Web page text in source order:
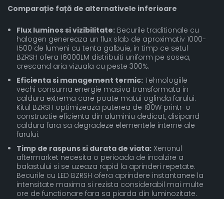
Comparație față de alternativele inferioare
Flux luminos si vizibilitate: Becurile traditionale cu
halogen genereaza un flux slab de aproximativ 1000-
1500 de lumeni cu tenta galbuie, in timp ce setul
BZRSH ofera 16000LM distribuiti uniform pe sosea,
crescand aria vizuala cu peste 300%.
Eficienta si management termic: Tehnologiile
vechi consuma energie masiva transformata in
caldura extrema care poate matui oglinda farului.
Kitul BZRSH optimizeaza puterea de 180W printr-o
constructie eficienta din aluminiu dedicat, disipand
caldura fara sa degradeze elementele interne ale
farului.
Timp de raspuns si durata de viata: Xenonul
aftermarket necesita o perioada de incalzire a
balastului si se uzeaza rapid la aprinderi repetate.
Becurile cu LED BZRSH ofera aprindere instantanee la
intensitate maxima si rezista considerabil mai multe
ore de functionare fara sa piarda din luminozitate.